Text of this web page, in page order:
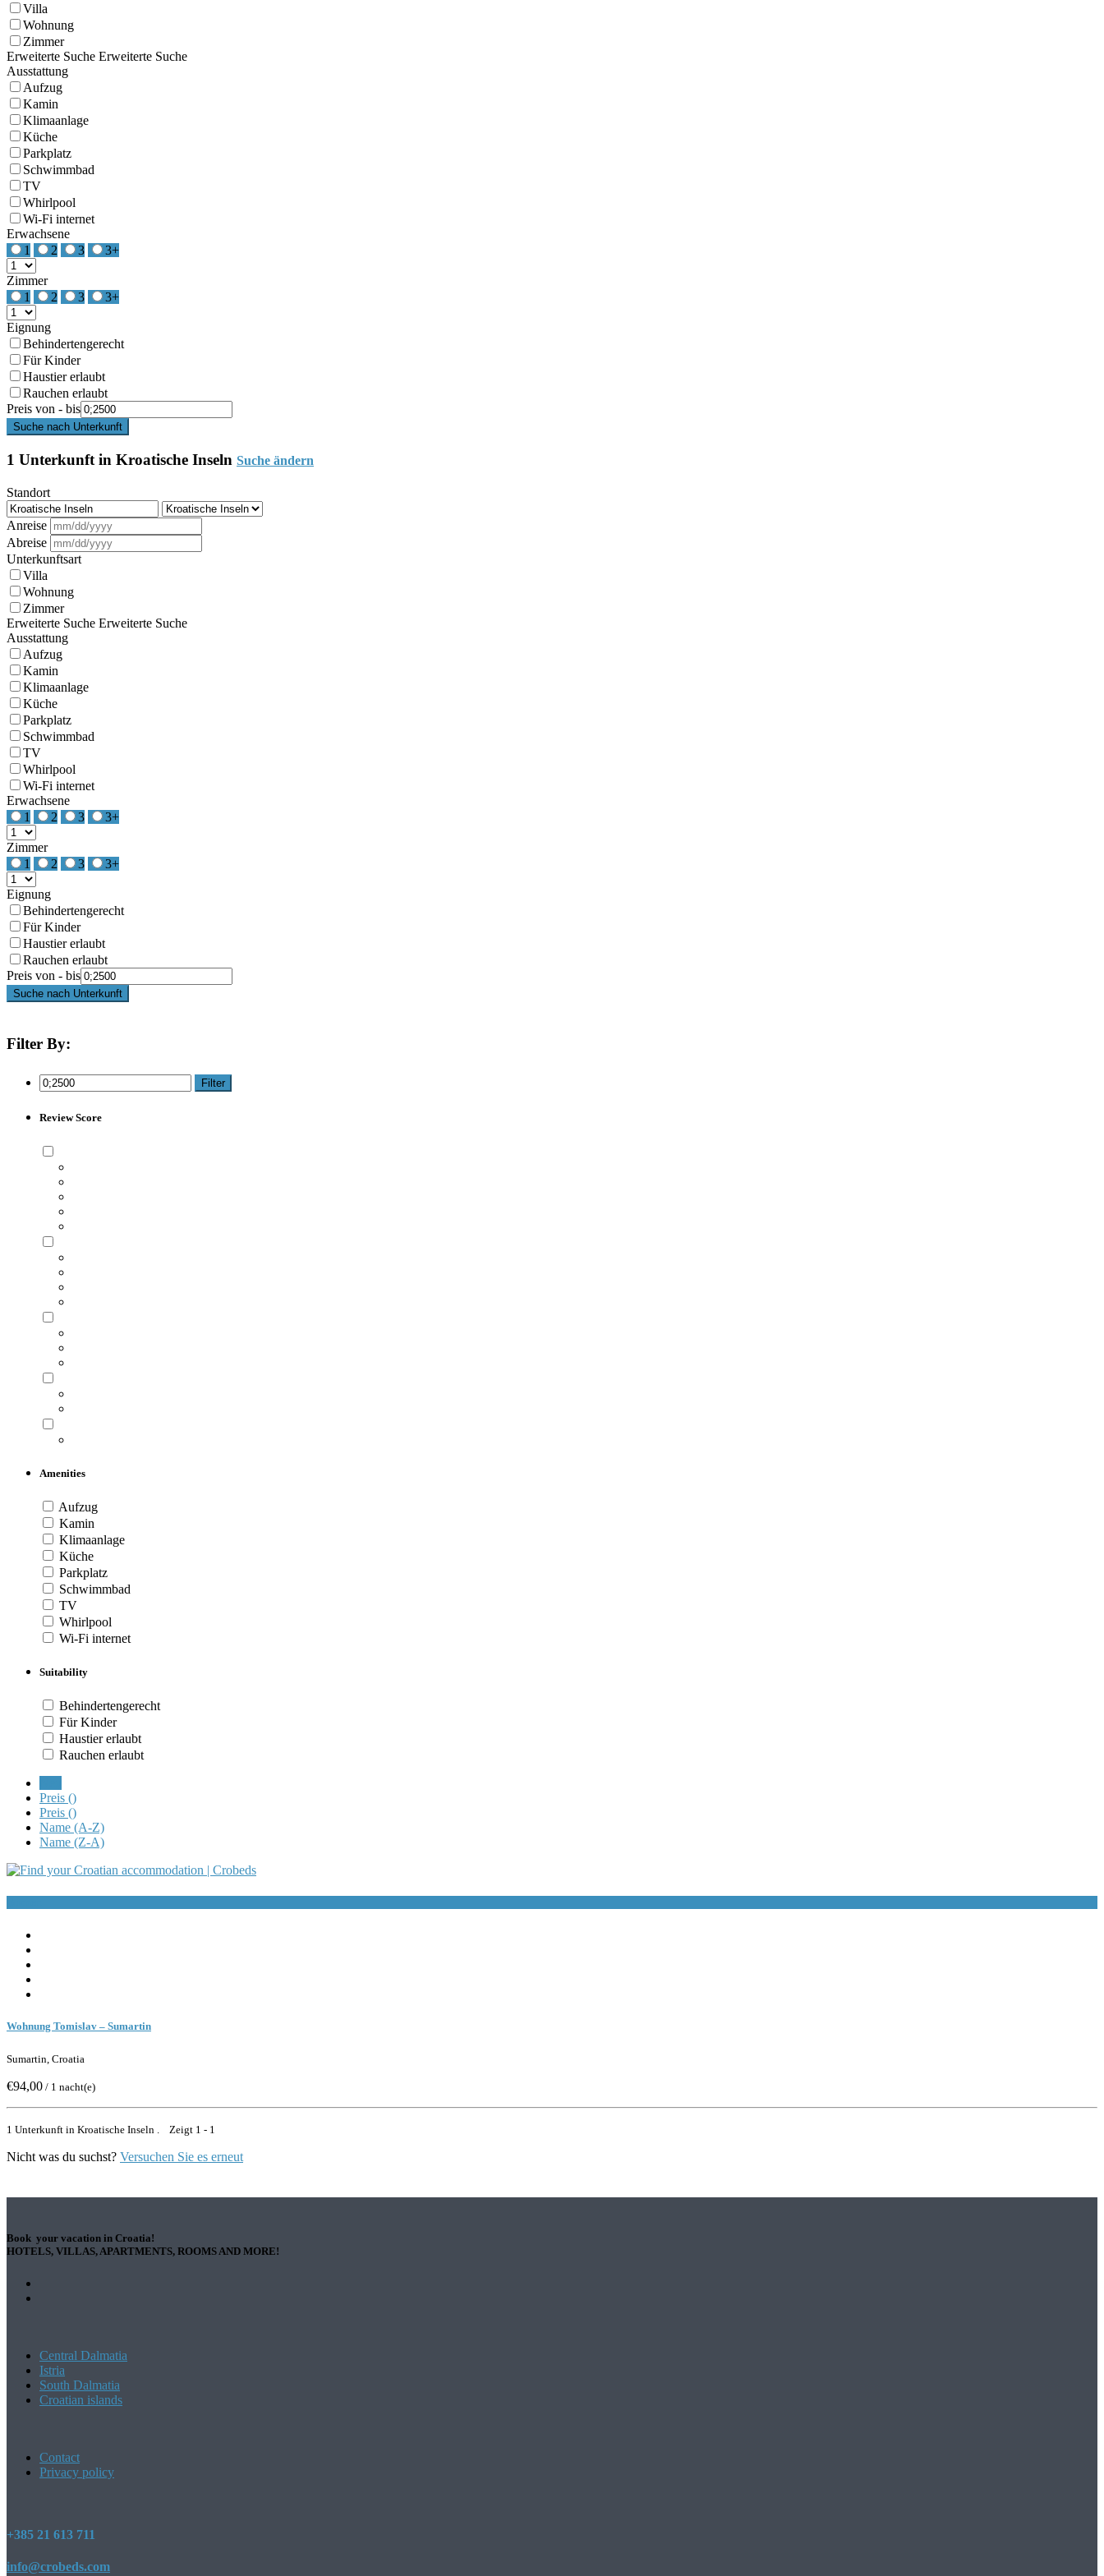
Villa
Wohnung
Zimmer
Erweiterte Suche Erweiterte Suche
Ausstattung
Aufzug
Kamin
Klimaanlage
Küche
Parkplatz
Schwimmbad
TV
Whirlpool
Wi-Fi internet
Erwachsene
1
2 3 3+
Zimmer
1
2 3 3+
Eignung
Behindertengerecht
Für Kinder
Haustier erlaubt
Rauchen erlaubt
Preis von - bis
Suche nach Unterkunft
1 Unterkunft in Kroatische Inseln Suche ändern
Standort
Anreise
Abreise
Unterkunftsart
Villa
Wohnung
Zimmer
Erweiterte Suche Erweiterte Suche
Ausstattung
Aufzug
Kamin
Klimaanlage
Küche
Parkplatz
Schwimmbad
TV
Whirlpool
Wi-Fi internet
Erwachsene
1
2 3 3+
Zimmer
1
2 3 3+
Eignung
Behindertengerecht
Für Kinder
Haustier erlaubt
Rauchen erlaubt
Preis von - bis
Suche nach Unterkunft
Filter By:
Filter
Review Score
Amenities
Aufzug
Kamin
Klimaanlage
Küche
Parkplatz
Schwimmbad
TV
Whirlpool
Wi-Fi internet
Suitability
Behindertengerecht
Für Kinder
Haustier erlaubt
Rauchen erlaubt
Preis ()
Preis ()
Name (A-Z)
Name (Z-A)
Wohnung Tomislav – Sumartin
Sumartin, Croatia
€94,00 / 1 nacht(e)
1 Unterkunft in Kroatische Inseln . Zeigt 1 - 1
Nicht was du suchst? Versuchen Sie es erneut
Book your vacation in Croatia!
HOTELS, VILLAS, APARTMENTS, ROOMS AND MORE!
Central Dalmatia
Istria
South Dalmatia
Croatian islands
Contact
Privacy policy
+385 21 613 711
info@crobeds.com